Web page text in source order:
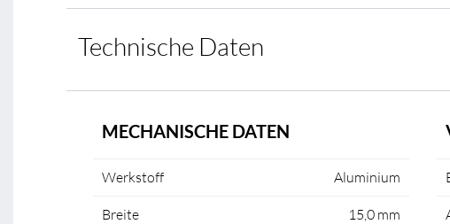
Technische Daten
MECHANISCHE DATEN
Werkstoff Aluminium
Breite 15,0 mm